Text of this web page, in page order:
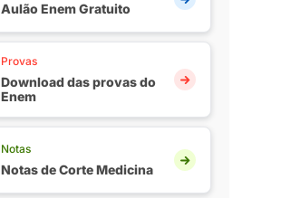
Aulão Enem Gratuito
Provas
Download das provas do
Enem
Notas
Notas de Corte Medicina